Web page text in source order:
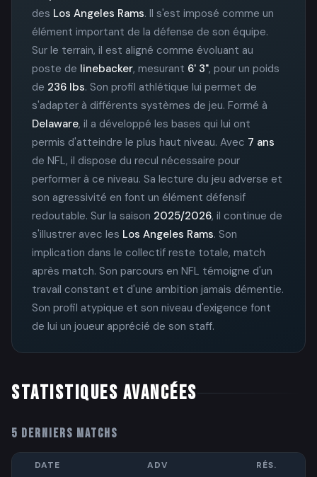
des Los Angeles Rams. Il s'est imposé comme un
élément important de la défense de son équipe.
Sur le terrain, il est aligné comme évoluant au
poste de linebacker, mesurant 6' 3", pour un poids
de 236 lbs. Son profil athlétique lui permet de
s'adapter à différents systèmes de jeu. Formé à
Delaware, il a développé les bases qui lui ont
permis d'atteindre le plus haut niveau. Avec 7 ans
de NFL, il dispose du recul nécessaire pour
performer à ce niveau. Sa lecture du jeu adverse et
son agressivité en font un élément défensif
redoutable. Sur la saison 2025/2026, il continue de
s'illustrer avec les Los Angeles Rams. Son
implication dans le collectif reste totale, match
après match. Son parcours en NFL témoigne d'un
travail constant et d'une ambition jamais démentie.
Son profil atypique et son niveau d'exigence font
de lui un joueur apprécié de son staff.
STATISTIQUES AVANCÉES
5 DERNIERS MATCHS
DATE ADV RÉS.